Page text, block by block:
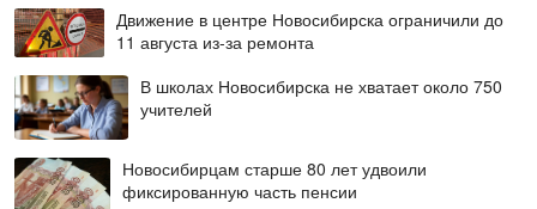
Движение в центре Новосибирска ограничили до
11 августа из-за ремонта
В школах Новосибирска не хватает около 750
учителей
Новосибирцам старше 80 лет удвоили
фиксированную часть пенсии